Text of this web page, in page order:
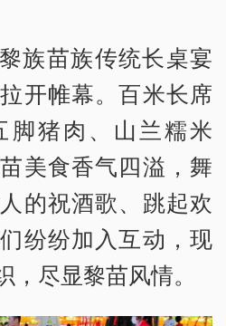
族苗族传统长桌宴
开帷幕。百米长席
脚猪肉、山兰糯米
美食香气四溢，舞
的祝酒歌、跳起欢
纷纷加入互动，现
尽显黎苗风情。